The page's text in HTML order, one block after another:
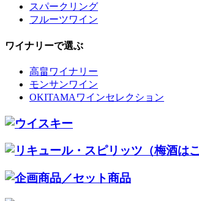
スパークリング
フルーツワイン
ワイナリーで選ぶ
高畠ワイナリー
モンサンワイン
OKITAMAワインセレクション